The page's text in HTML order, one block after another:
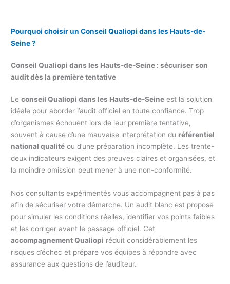
Pourquoi choisir un Conseil Qualiopi dans les Hauts-de-
Seine ?
Conseil Qualiopi dans les Hauts-de-Seine : sécuriser son
audit dès la première tentative
Leconseil Qualiopi dans les Hauts-de-Seine est la solution
idéale pour aborder l’audit officiel en toute confiance. Trop
d’organismes échouent lors de leur première tentative,
souvent à cause d’une mauvaise interprétation du référentiel
national qualité ou d’une préparation incomplète. Les trente-
deux indicateurs exigent des preuves claires et organisées, et
la moindre omission peut mener à une non-conformité.
Nos consultants expérimentés vous accompagnent pas à pas
afin de sécuriser votre démarche. Un audit blanc est proposé
pour simuler les conditions réelles, identifier vos points faibles
et les corriger avant le passage officiel. Cet
accompagnement Qualiopi réduit considérablement les
risques d’échec et prépare vos équipes à répondre avec
assurance aux questions de l’auditeur.